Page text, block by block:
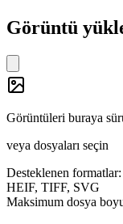
Görüntü
Görüntüleri buraya
veya dosyaları seçin
Desteklenen formatlar
HEIF, TIFF, SVG
Maksimum dosya